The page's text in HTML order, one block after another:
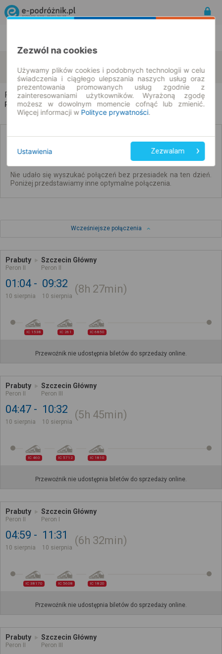
10.08.2026 | -- : --
zmień kryteria
Prabuty → Szczecin
Rozkład jazdy i bilety
Brak połączeń bezpośrednich. Sprawdź
połączenia z przesiadkami.
Nie udało się wyszukać połączeń bez przesiadek na ten dzień.
Poniżej przedstawiamy inne optymalne połączenia.
Wcześniejsze połączenia
Prabuty
Peron II
Szczecin Główny
Peron II
01:04
10 sierpnia
09:32
10 sierpnia
8h 27min
IC 1538 IC 261 IC 6850
Przewoźnik nie udostępnia biletów do sprzedaży online.
Prabuty
Peron II
Szczecin Główny
Peron III
04:47
10 sierpnia
10:32
10 sierpnia
5h 45min
IC 460 IC 5712 IC 1810
Przewoźnik nie udostępnia biletów do sprzedaży online.
Prabuty
Peron II
Szczecin Główny
Peron I
04:59
10 sierpnia
11:31
10 sierpnia
6h 32min
IC 38170 IC 5608 IC 1820
Przewoźnik nie udostępnia biletów do sprzedaży online.
Prabuty
Peron II
Szczecin Główny
Peron III
Zezwól na cookies
Używamy plików cookies i podobnych technologii w celu
świadczenia i ciągłego ulepszania naszych usług oraz
prezentowania promowanych usług zgodnie z
zainteresowaniami użytkowników. Wyrażoną zgodę
możesz w dowolnym momencie cofnąć lub zmienić.
Więcej informacji w Polityce prywatności.
Ustawienia Zezwalam